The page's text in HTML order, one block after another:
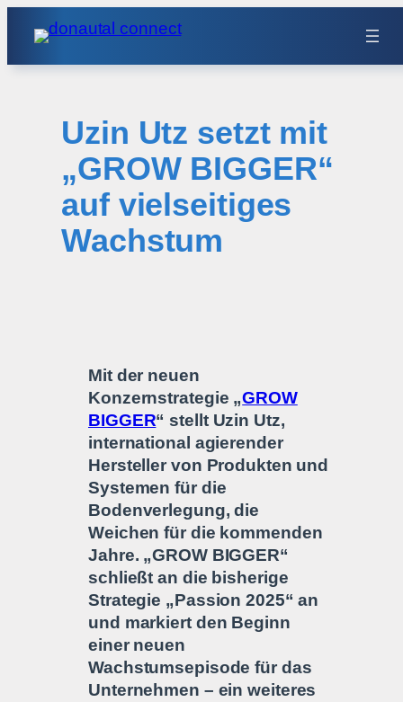
Inhalt
springen
Uzin Utz setzt mit
„GROW BIGGER“
auf vielseitiges
Wachstum
Mit der neuen
Konzernstrategie „GROW
BIGGER“ stellt Uzin Utz,
international agierender
Hersteller von Produkten und
Systemen für die
Bodenverlegung, die
Weichen für die kommenden
Jahre. „GROW BIGGER“
schließt an die bisherige
Strategie „Passion 2025“ an
und markiert den Beginn
einer neuen
Wachstumsepisode für das
Unternehmen – ein weiteres